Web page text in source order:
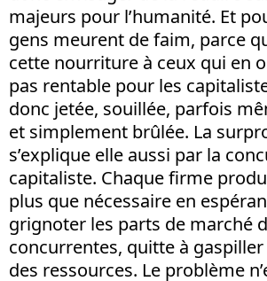
majeurs pour l’humanité. Et
gens meurent de faim, parce
cette nourriture à ceux qui en
pas rentable pour les
donc jetée, souillée, parfois
et simplement brûlée. La
s’explique elle aussi par la
capitaliste. Chaque firme
plus que nécessaire en
grignoter les parts de marché
concurrentes, quitte à
des ressources. Le problème